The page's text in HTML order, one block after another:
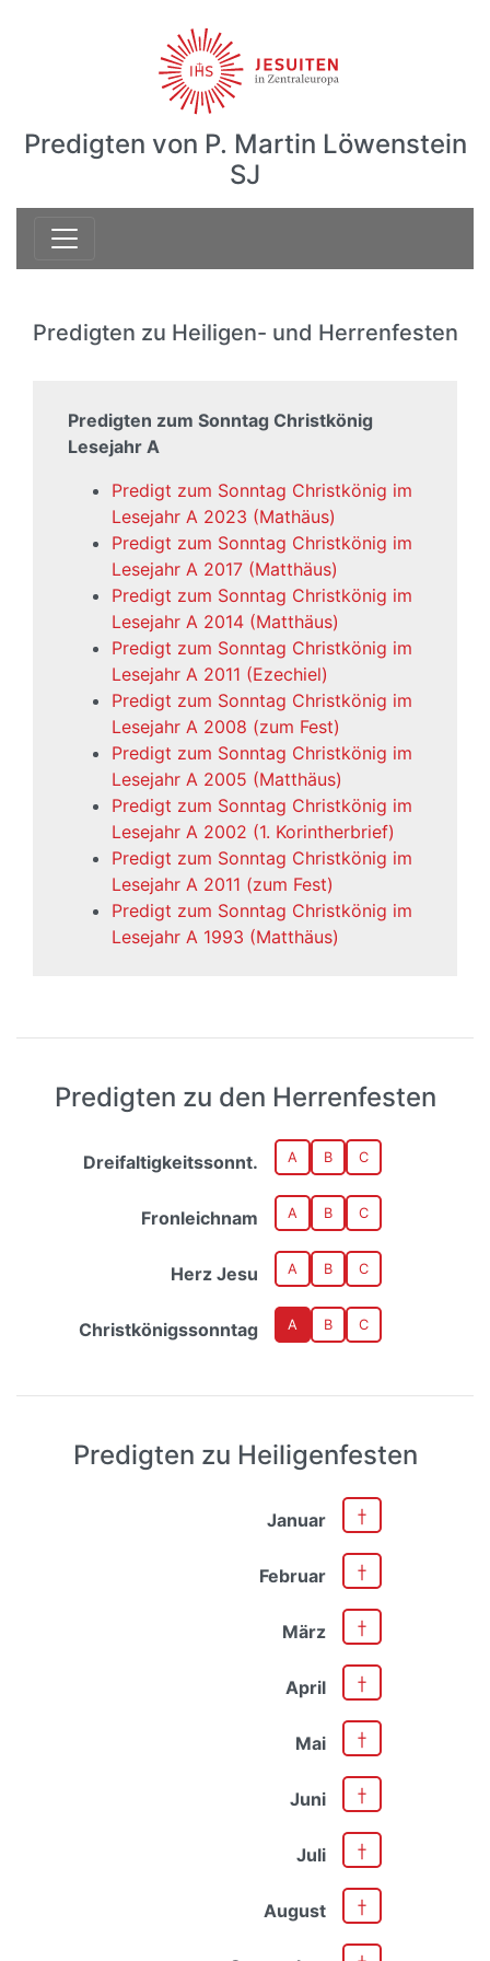
Predigten von P. Martin Löwenstein
SJ
Predigten zu Heiligen- und Herrenfesten
Predigten zum Sonntag Christkönig
Lesejahr A
Predigt zum Sonntag Christkönig im
Lesejahr A 2023 (Mathäus)
Predigt zum Sonntag Christkönig im
Lesejahr A 2017 (Matthäus)
Predigt zum Sonntag Christkönig im
Lesejahr A 2014 (Matthäus)
Predigt zum Sonntag Christkönig im
Lesejahr A 2011 (Ezechiel)
Predigt zum Sonntag Christkönig im
Lesejahr A 2008 (zum Fest)
Predigt zum Sonntag Christkönig im
Lesejahr A 2005 (Matthäus)
Predigt zum Sonntag Christkönig im
Lesejahr A 2002 (1. Korintherbrief)
Predigt zum Sonntag Christkönig im
Lesejahr A 2011 (zum Fest)
Predigt zum Sonntag Christkönig im
Lesejahr A 1993 (Matthäus)
Predigten zu den Herrenfesten
Dreifaltigkeitssonnt. A B C
Fronleichnam A B C
Herz Jesu A B C
Christkönigssonntag A B C
Predigten zu Heiligenfesten
Januar
Februar
März
April
Mai
Juni
Juli
August